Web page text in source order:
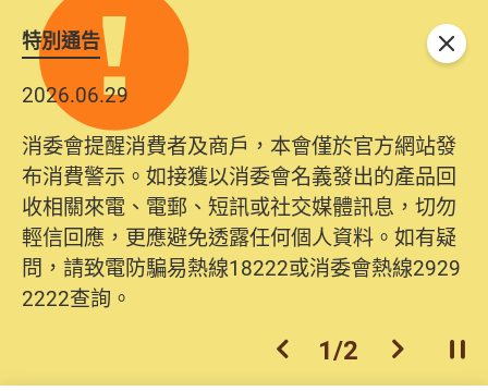
特別通告
2026.06.29
消委會提醒消費者及商戶，本會僅於官方網站發
布消費警示。如接獲以消委會名義發出的產品回
收相關來電、電郵、短訊或社交媒體訊息，切勿
輕信回應，更應避免透露任何個人資料。如有疑
問，請致電防騙易熱線18222或消委會熱線2929
2222查詢。
上一個
1/2 下一個開
關閉